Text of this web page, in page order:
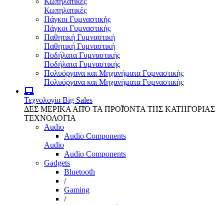
Κωπηλατικές
Πάγκοι Γυμναστικής
Πάγκοι Γυμναστικής
Παθητική Γυμναστική
Παθητική Γυμναστική
Ποδήλατα Γυμναστικής
Ποδήλατα Γυμναστικής
Πολυόργανα και Μηχανήματα Γυμναστικής
Πολυόργανα και Μηχανήματα Γυμναστικής
Τεχνολογία Big Sales
ΔΕΣ ΜΕΡΙΚΑ ΑΠΌ ΤΑ ΠΡΟΪΌΝΤΑ ΤΗΣ ΚΑΤΗΓΟΡΙΑΣ
ΤΕΧΝΟΛΟΓΙΑ
Audio
Audio Components
Audio
Audio Components
Gadgets
Bluetooth
/
Gaming
/